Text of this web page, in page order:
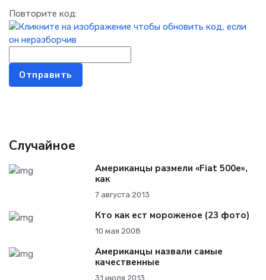
Повторите код:
Отправить
Случайное
Американцы размели «Fiat 500e»,
как
7 августа 2013
Кто как ест мороженое (23 фото)
10 мая 2008
Американцы назвали самые
качественные
31 июля 2013